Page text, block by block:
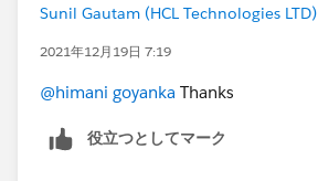
Sunil Gautam (HCL Technologies LTD)
2021年12月19日 7:19
@himani goyanka Thanks
役立つとしてマーク